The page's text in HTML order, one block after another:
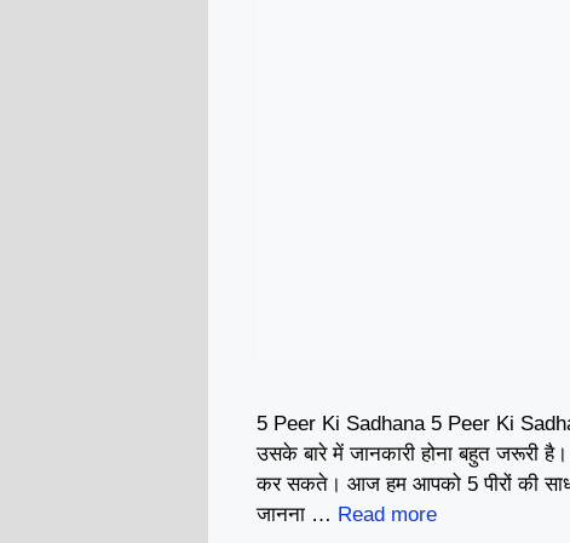
5 Peer Ki Sadhana 5 Peer Ki
उसके बारे में जानकारी होना बहुत जरूरी
कर सकते। आज हम आपको 5 पीरों की
जानना … Read more